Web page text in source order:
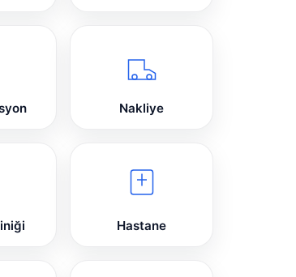
Nakliye
Hastane